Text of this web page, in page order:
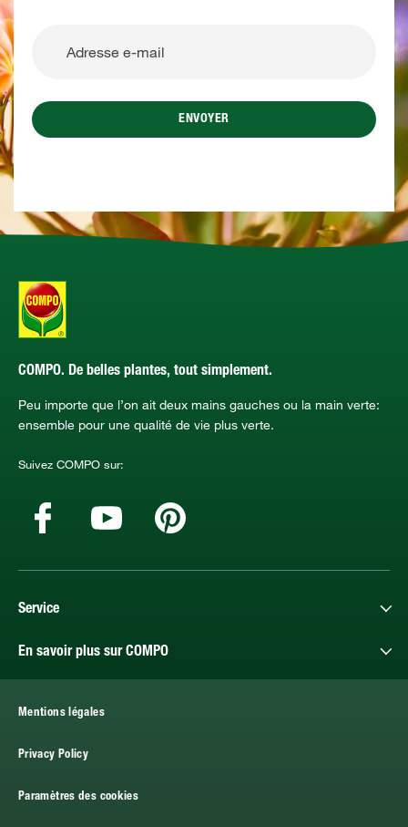
ENVOYER
COMPO. De belles plantes, tout simplement.
Peu importe que l’on ait deux mains gauches ou la main verte:
ensemble pour une qualité de vie plus verte.
Suivez COMPO sur:
Service
En savoir plus sur COMPO
Mentions légales
Privacy Policy
Paramètres des cookies